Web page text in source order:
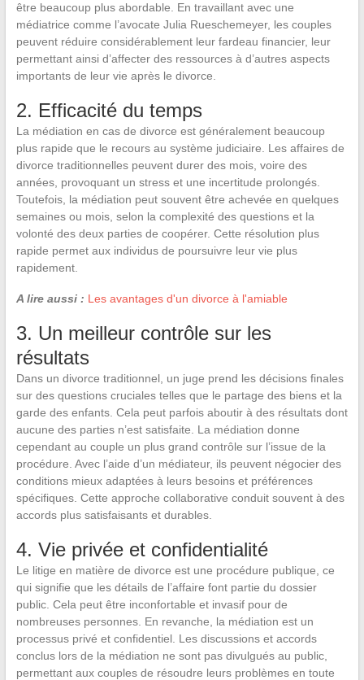
être beaucoup plus abordable. En travaillant avec une
médiatrice comme l’avocate Julia Rueschemeyer, les couples
peuvent réduire considérablement leur fardeau financier, leur
permettant ainsi d’affecter des ressources à d’autres aspects
importants de leur vie après le divorce.
2. Efficacité du temps
La médiation en cas de divorce est généralement beaucoup
plus rapide que le recours au système judiciaire. Les affaires de
divorce traditionnelles peuvent durer des mois, voire des
années, provoquant un stress et une incertitude prolongés.
Toutefois, la médiation peut souvent être achevée en quelques
semaines ou mois, selon la complexité des questions et la
volonté des deux parties de coopérer. Cette résolution plus
rapide permet aux individus de poursuivre leur vie plus
rapidement.
A lire aussi : Les avantages d'un divorce à l'amiable
3. Un meilleur contrôle sur les
résultats
Dans un divorce traditionnel, un juge prend les décisions finales
sur des questions cruciales telles que le partage des biens et la
garde des enfants. Cela peut parfois aboutir à des résultats dont
aucune des parties n’est satisfaite. La médiation donne
cependant au couple un plus grand contrôle sur l’issue de la
procédure. Avec l’aide d’un médiateur, ils peuvent négocier des
conditions mieux adaptées à leurs besoins et préférences
spécifiques. Cette approche collaborative conduit souvent à des
accords plus satisfaisants et durables.
4. Vie privée et confidentialité
Le litige en matière de divorce est une procédure publique, ce
qui signifie que les détails de l’affaire font partie du dossier
public. Cela peut être inconfortable et invasif pour de
nombreuses personnes. En revanche, la médiation est un
processus privé et confidentiel. Les discussions et accords
conclus lors de la médiation ne sont pas divulgués au public,
permettant aux couples de résoudre leurs problèmes en toute